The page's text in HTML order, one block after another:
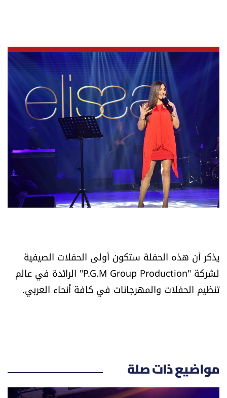
الصحافة الإسرائيلية
ثقافة وفنون
فصل من كتاب
اقرأ تضحك
كاميرا
سجالات
الرياضة
منوّعات
فيديو
يذكر أن هذه الحفلة ستكون أولى الحفلات الصيفية
لشركة "P.G.M Group Production" الرائدة في عالم
تنظيم الحفلات والمهرجانات في كافة أنحاء العربي.
مواضيع ذات صلة